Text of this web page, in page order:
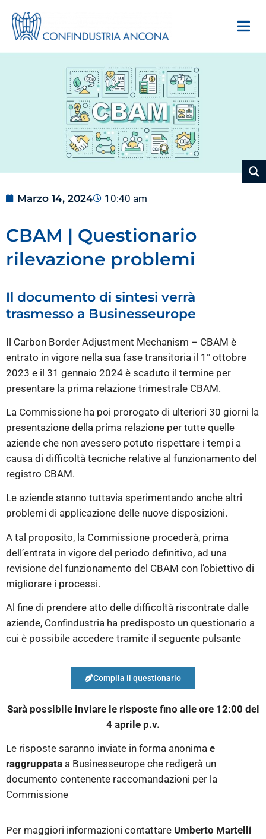
Marzo 14, 2024 10:40 am
CBAM | Questionario
rilevazione problemi
Il documento di sintesi verrà
trasmesso a Businesseurope
Il Carbon Border Adjustment Mechanism – CBAM è
entrato in vigore nella sua fase transitoria il 1° ottobre
2023 e il 31 gennaio 2024 è scaduto il termine per
presentare la prima relazione trimestrale CBAM.
La Commissione ha poi prorogato di ulteriori 30 giorni la
presentazione della prima relazione per tutte quelle
aziende che non avessero potuto rispettare i tempi a
causa di difficoltà tecniche relative al funzionamento del
registro CBAM.
Le aziende stanno tuttavia sperimentando anche altri
problemi di applicazione delle nuove disposizioni.
A tal proposito, la Commissione procederà, prima
dell’entrata in vigore del periodo definitivo, ad una
revisione del funzionamento del CBAM con l’obiettivo di
migliorare i processi.
Al fine di prendere atto delle difficoltà riscontrate dalle
aziende, Confindustria ha predisposto un questionario a
cui è possibile accedere tramite il seguente pulsante
Compila il questionario
Sarà possibile inviare le risposte fino alle ore 12:00 del
4 aprile p.v.
Le risposte saranno inviate in forma anonima e
raggruppata a Businesseurope che redigerà un
documento contenente raccomandazioni per la
Commissione
Per maggiori informazioni contattare Umberto Martelli